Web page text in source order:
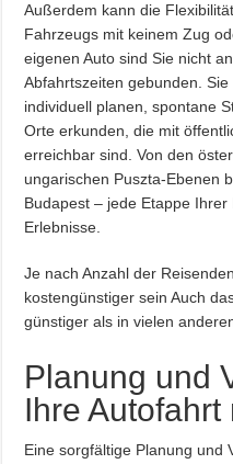
Außerdem kann die
Fahrzeugs mit keinem Zug
eigenen Auto sind Sie nicht
Abfahrtszeiten gebunden.
individuell planen, spontane
Orte erkunden, die mit
erreichbar sind. Von den
ungarischen Puszta-Ebenen
Budapest – jede Etappe
Erlebnisse.
Je nach Anzahl der
kostengünstiger sein Auch
günstiger als in vielen
Planung und
Ihre
Eine sorgfältige Planung und